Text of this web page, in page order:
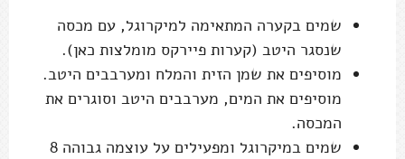
שמים בקערה המתאימה למיקרוגל, עם מכסה
שנסגר היטב (קערות פיירקס מומלצות כאן).
מוסיפים את שמן הזית והמלח ומערבבים היטב.
מוסיפים את המים, מערבבים היטב וסוגרים את
המכסה.
שמים במיקרוגל ומפעילים על עוצמה גבוהה 8